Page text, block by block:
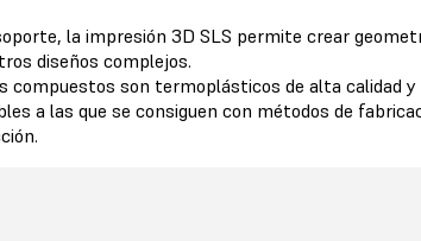
la impresión 3D SLS permite crear
diseños complejos.
compuestos son termoplásticos de alta calidad y
a las que se consiguen con métodos de